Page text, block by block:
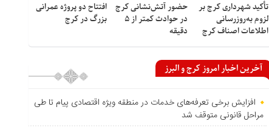
تأکید شهرداری کرج بر
لزوم به‌روزرسانی
اطلاعات اصناف کرج
حضور آتش‌نشانی کرج
در حوادث کمتر از ۵
دقیقه
افتتاح دو پروژه عمرانی
بزرگ در کرج
آخرین اخبار امروز کرج و البرز
افزایش برخی تعرفه‌های خدمات در منطقه ویژه اقتصادی پیام تا طی
مراحل قانونی متوقف شد